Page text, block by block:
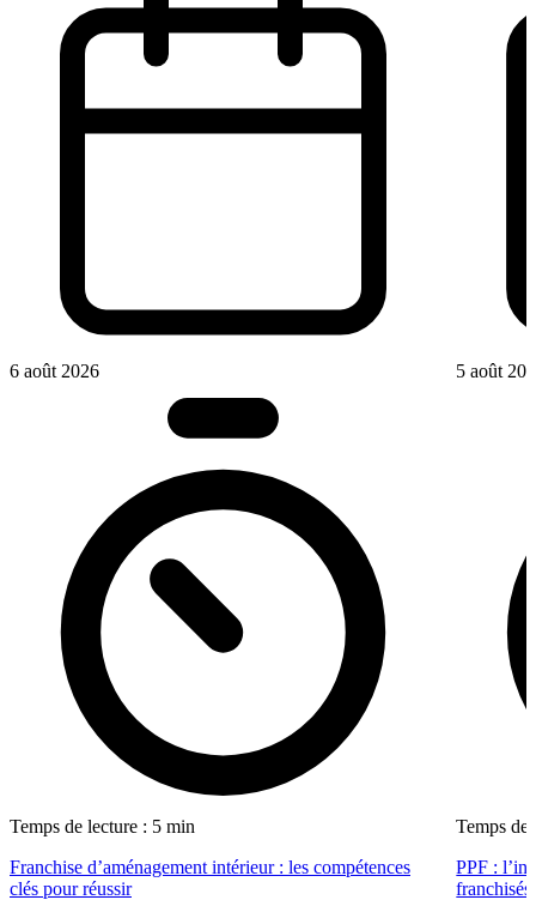
6 août 2026
Temps de lecture : 5 min
Franchise d’aménagement intérieur : les compétences
clés pour réussir
5 août
Temps de
PPF :
franchisés